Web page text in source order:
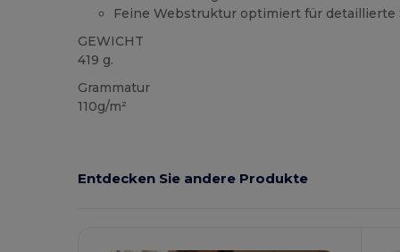
Feine Webstruktur optimiert für detaillierte
GEWICHT
419 g.
Grammatur
110g/m²
Entdecken Sie andere Produkte